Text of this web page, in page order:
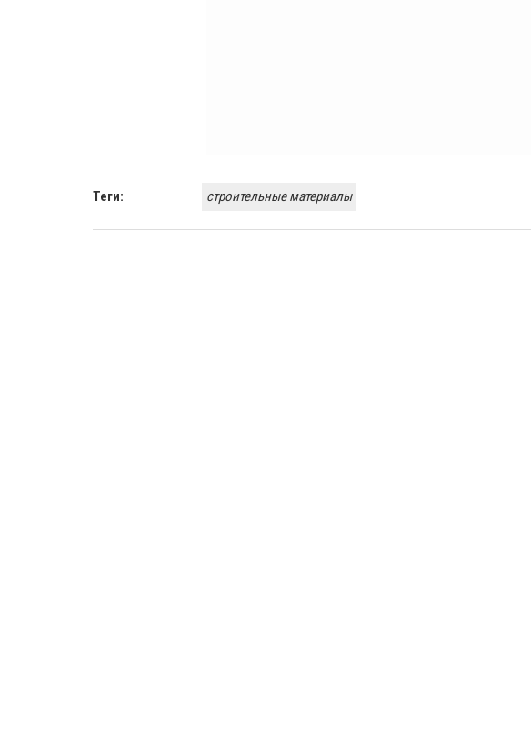
Теги: строительные материалы